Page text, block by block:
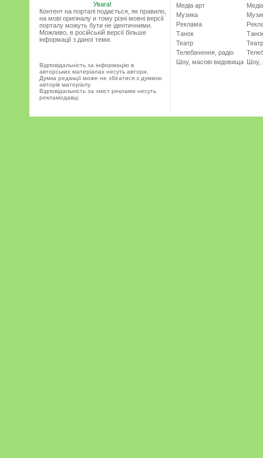
Увага!
Контент на порталі подається, як правило,
на мові оригіналу и тому різні мовні версії
порталу можуть бути не ідентичними.
Можливо, в російській версії більше
інформації з даної теми.
Відповідальність за інформацію в
авторських матеріалах несуть автори.
Думка редакції може не збігатися з думкою
авторів матеріалу.
Відповідальність за зміст реклами несуть
рекламодавці.
Медіа арт
Музика
Реклама
Танок
Театр
Телебачення, радіо
Шоу, масові видовища
Театр
Шоу,